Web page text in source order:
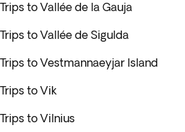
Trips to Vallée de la Gauja
Trips to Vallée de Sigulda
Trips to Vestmannaeyjar Island
Trips to Vik
Trips to Vilnius